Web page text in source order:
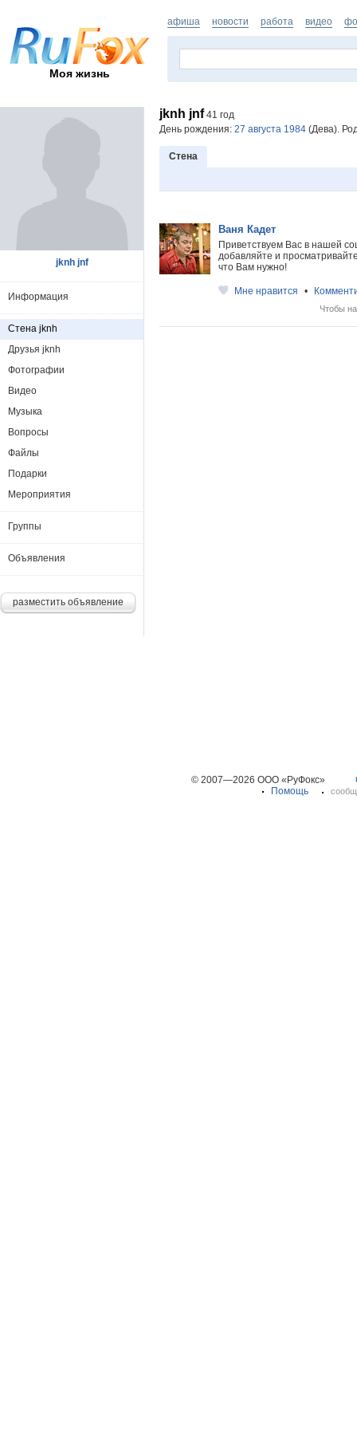
Моя жизнь
афиша новости работа видео
jknh jnf41 год
День рождения: 27 августа 1984 (Дева).
Стена
Ваня Кадет
Приветствуем Вас в нашей
добавляйте и
что Вам нужно!
Мне нравится •
Чтобы
jknh jnf
Информация
Стена jknh
Друзья jknh
Фотографии
Видео
Музыка
Вопросы
Файлы
Подарки
Мероприятия
Группы
Объявления
разместить объявление
© 2007—2026 ООО «РуФокс»
Помощь